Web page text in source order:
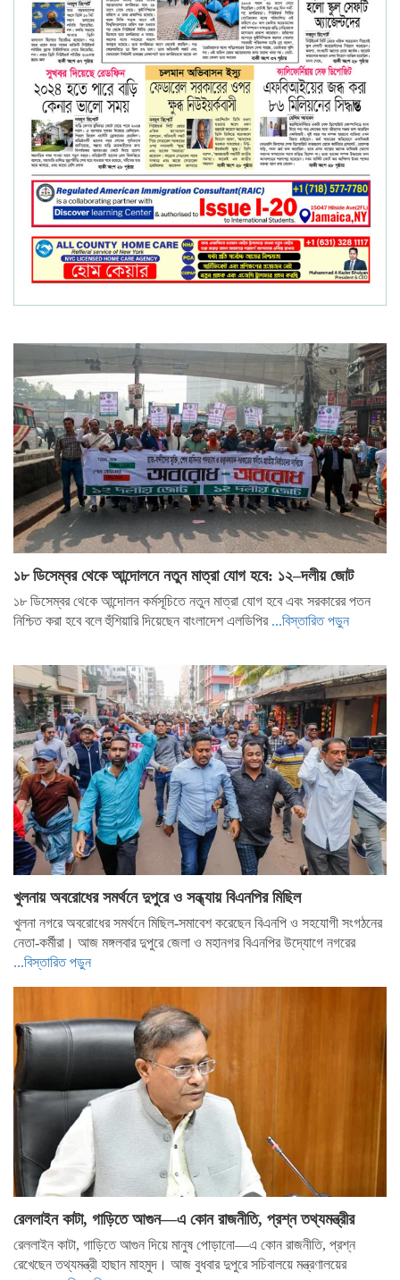
১৮ ডিসেম্বর থেকে আন্দোলনে নতুন মাত্রা যোগ হবে: ১২–দলীয় জোট
১৮ ডিসেম্বর থেকে আন্দোলন কর্মসূচিতে নতুন মাত্রা যোগ হবে এবং সরকারের পতন
নিশ্চিত করা হবে বলে হুঁশিয়ারি দিয়েছেন বাংলাদেশ এলডিপির ...বিস্তারিত পড়ুন
খুলনায় অবরোধের সমর্থনে দুপুরে ও সন্ধ্যায় বিএনপির মিছিল
খুলনা নগরে অবরোধের সমর্থনে মিছিল-সমাবেশ করেছেন বিএনপি ও সহযোগী সংগঠনের
নেতা-কর্মীরা। আজ মঙ্গলবার দুপুরে জেলা ও মহানগর বিএনপির উদ্যোগে নগরের
...বিস্তারিত পড়ুন
রেললাইন কাটা, গাড়িতে আগুন—এ কোন রাজনীতি, প্রশ্ন তথ্যমন্ত্রীর
রেললাইন কাটা, গাড়িতে আগুন দিয়ে মানুষ পোড়ানো—এ কোন রাজনীতি, প্রশ্ন
রেখেছেন তথ্যমন্ত্রী হাছান মাহমুদ। আজ বুধবার দুপুরে সচিবালয়ে মন্ত্রণালয়ের